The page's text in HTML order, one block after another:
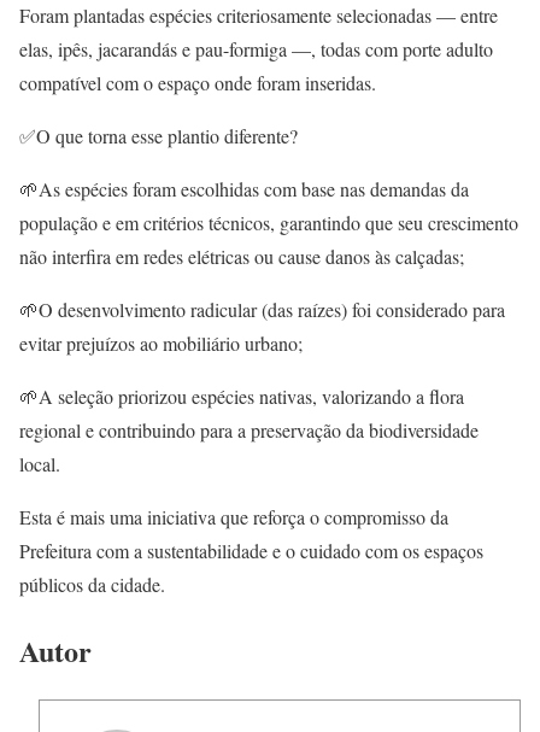
Foram plantadas espécies criteriosamente selecionadas — entre
elas, ipês, jacarandás e pau-formiga —, todas com porte adulto
compatível com o espaço onde foram inseridas.
✅O que torna esse plantio diferente?
🌱As espécies foram escolhidas com base nas demandas da
população e em critérios técnicos, garantindo que seu crescimento
não interfira em redes elétricas ou cause danos às calçadas;
🌱O desenvolvimento radicular (das raízes) foi considerado para
evitar prejuízos ao mobiliário urbano;
🌱A seleção priorizou espécies nativas, valorizando a flora
regional e contribuindo para a preservação da biodiversidade
local.
Esta é mais uma iniciativa que reforça o compromisso da
Prefeitura com a sustentabilidade e o cuidado com os espaços
públicos da cidade.
Autor